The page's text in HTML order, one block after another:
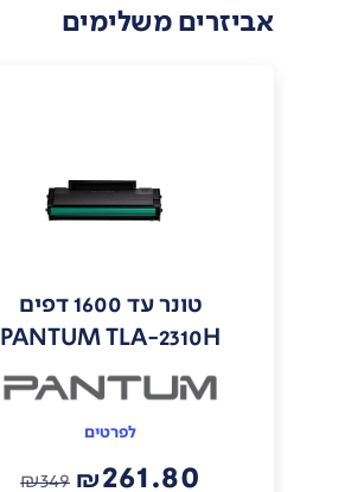
אביזרים משלימים
טונר עד 1600 דפים
PANTUM TLA-2310H
לפרטים
261.80
₪
349
₪